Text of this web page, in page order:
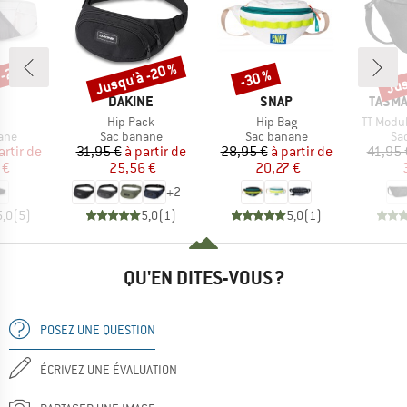
réduit
de
(5)
%
MARQUE
DAKINE
Article
Hip Pack
Product group
Sac banane
Prix
31,95 € Prix réduit
à partir de
25,56 €
+2
5,0(1)
Remise
Jusqu'à -20 %
MARQUE
SNAP
Article
Hip Bag
Product group
Sac banane
Prix
28,95 € Prix réduit
à partir de
20,27 €
5,0(1)
Remise
-30 %
Article
TT
41,95
QU'EN DITES-VOUS ?
POSEZ UNE QUESTION
ÉCRIVEZ UNE ÉVALUATION